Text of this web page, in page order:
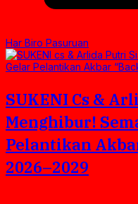
Har Biro Pasuruan
SUKENI Cs &
Menghibur!
Pelantikan
2026–2029